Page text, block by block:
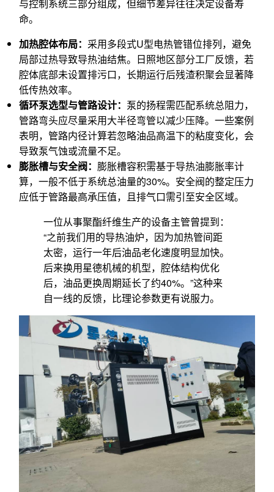
与控制系统三部分组成，但细节差异往往决定设备寿
命。
加热腔体布局： 采用多段式U型电热管错位排列，避免
局部过热导致导热油结焦。日照地区部分工厂反馈，若
腔体底部未设置排污口，长期运行后残渣积聚会显著降
低传热效率。
循环泵选型与管路设计： 泵的扬程需匹配系统总阻力，
管路弯头应尽量采用大半径弯管以减少压降。一些案例
表明，管路内径计算若忽略油品高温下的粘度变化，会
导致泵气蚀或流量不足。
膨胀槽与安全阀： 膨胀槽容积需基于导热油膨胀率计
算，一般不低于系统总油量的30%。安全阀的整定压力
应低于管路最高承压值，且排气口需引至安全区域。
一位从事聚酯纤维生产的设备主管曾提到：
“之前我们用的导热油炉，因为加热管间距
太密，运行一年后油品老化速度明显加快。
后来换用星德机械的机型，腔体结构优化
后，油品更换周期延长了约40%。”这种来
自一线的反馈，比理论参数更有说服力。